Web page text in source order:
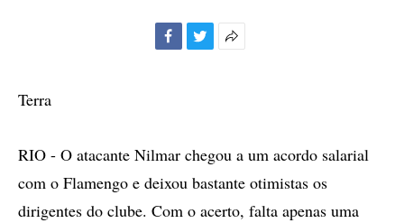
Terra
RIO - O atacante Nilmar chegou a um acordo salarial
com o Flamengo e deixou bastante otimistas os
dirigentes do clube. Com o acerto, falta apenas uma